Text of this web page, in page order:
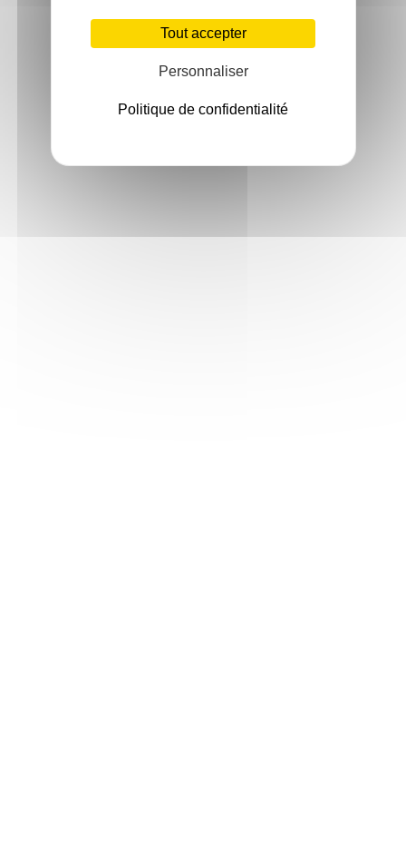
Tout accepter
Personnaliser
Politique de confidentialité